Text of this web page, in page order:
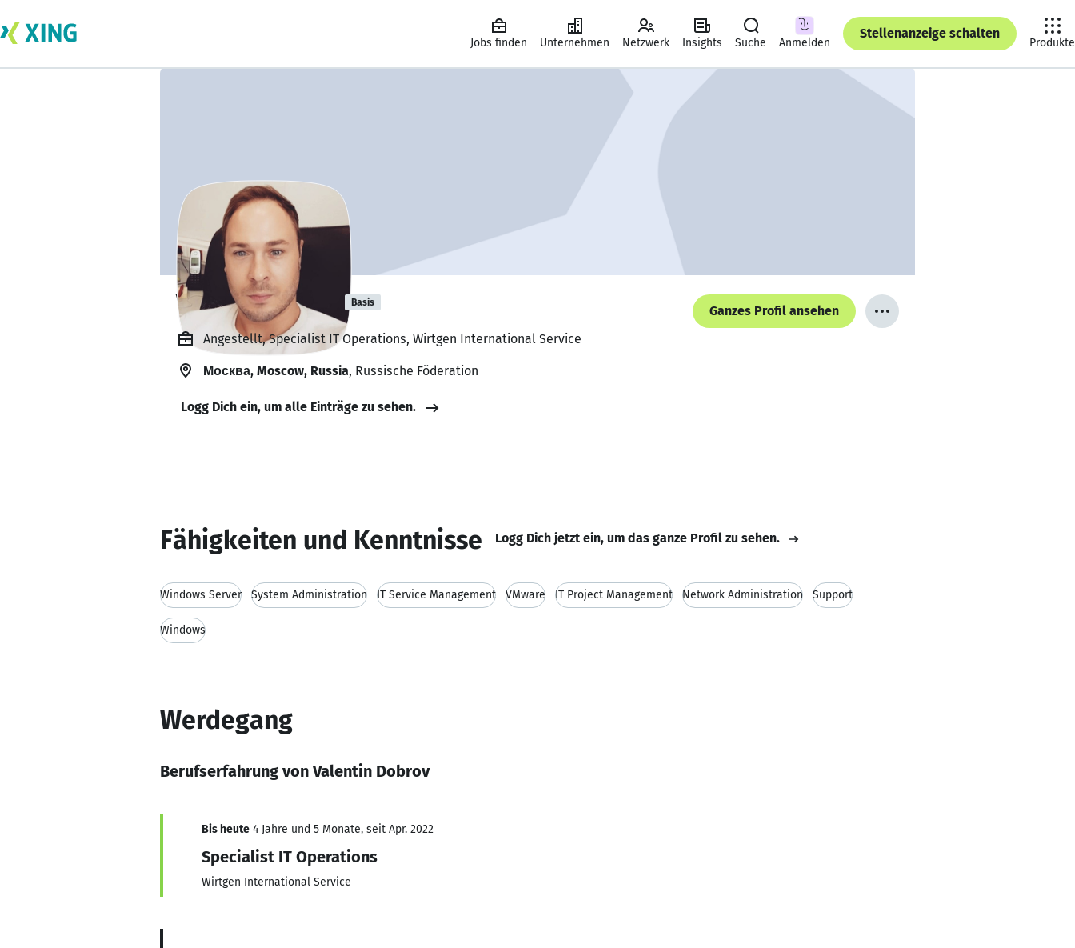
Jobs finden Unternehmen Netzwerk Insights Suche Anmelden
Stellenanzeige schalten
Produkte
Valentin Dobrov Basis
Ganzes Profil ansehen
Angestellt, Specialist IT Operations, Wirtgen International Service
Москва, Moscow, Russia, Russische Föderation
Logg Dich ein, um alle Einträge zu sehen.
Fähigkeiten und Kenntnisse Logg Dich jetzt ein, um das ganze Profil zu sehen.
Windows Server System Administration IT Service Management VMware IT Project Management Network Administration Support
Windows
Werdegang
Berufserfahrung von Valentin Dobrov
Bis heute 4 Jahre und 5 Monate, seit Apr. 2022
Specialist IT Operations
Wirtgen International Service